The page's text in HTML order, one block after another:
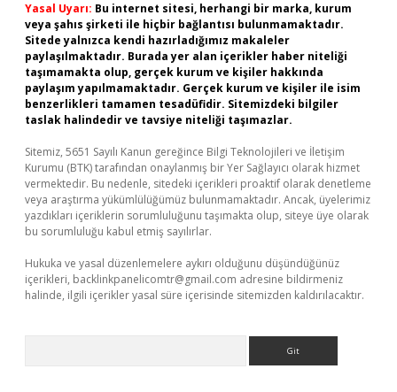
Yasal Uyarı: Bu internet sitesi, herhangi bir marka, kurum
veya şahıs şirketi ile hiçbir bağlantısı bulunmamaktadır.
Sitede yalnızca kendi hazırladığımız makaleler
paylaşılmaktadır. Burada yer alan içerikler haber niteliği
taşımamakta olup, gerçek kurum ve kişiler hakkında
paylaşım yapılmamaktadır. Gerçek kurum ve kişiler ile isim
benzerlikleri tamamen tesadüfidir. Sitemizdeki bilgiler
taslak halindedir ve tavsiye niteliği taşımazlar.
Sitemiz, 5651 Sayılı Kanun gereğince Bilgi Teknolojileri ve İletişim
Kurumu (BTK) tarafından onaylanmış bir Yer Sağlayıcı olarak hizmet
vermektedir. Bu nedenle, sitedeki içerikleri proaktif olarak denetleme
veya araştırma yükümlülüğümüz bulunmamaktadır. Ancak, üyelerimiz
yazdıkları içeriklerin sorumluluğunu taşımakta olup, siteye üye olarak
bu sorumluluğu kabul etmiş sayılırlar.
Hukuka ve yasal düzenlemelere aykırı olduğunu düşündüğünüz
içerikleri, backlinkpanelicomtr@gmail.com adresine bildirmeniz
halinde, ilgili içerikler yasal süre içerisinde sitemizden kaldırılacaktır.